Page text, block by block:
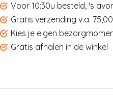
Voor 10:30u besteld, 's
Gratis verzending v.a. 75,00
Kies je eigen
Gratis afhalen in de winkel